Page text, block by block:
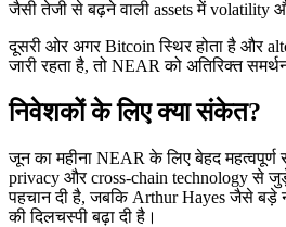
जैसी तेजी से बढ़ने वाली assets में volatility
दूसरी ओर अगर Bitcoin स्थिर होता है और
जारी रहता है, तो NEAR को अतिरिक्त
निवेशकों के लिए क्या संकेत?
जून का महीना NEAR के लिए बेहद महत्वपूर्ण
privacy और cross-chain technology से
पहचान दी है, जबकि Arthur Hayes जैसे बड़े
की दिलचस्पी बढ़ा दी है।